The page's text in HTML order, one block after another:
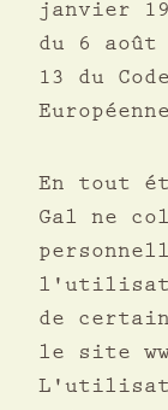
janvier
du 6
13 du
En tout
Gal ne
de
le site